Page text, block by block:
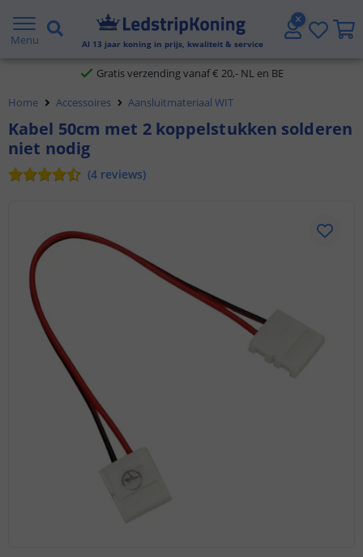
Menu Al 13 jaar koning in prijs, kwaliteit & service
5 jaar garantie
Gratis verzending vanaf € 20,- NL en BE
Klantbeoordeling 9.1
Home Accessoires Aansluitmateriaal WIT
Kabel 50cm met 2 koppelstukken solderen
niet nodig
(4 reviews)